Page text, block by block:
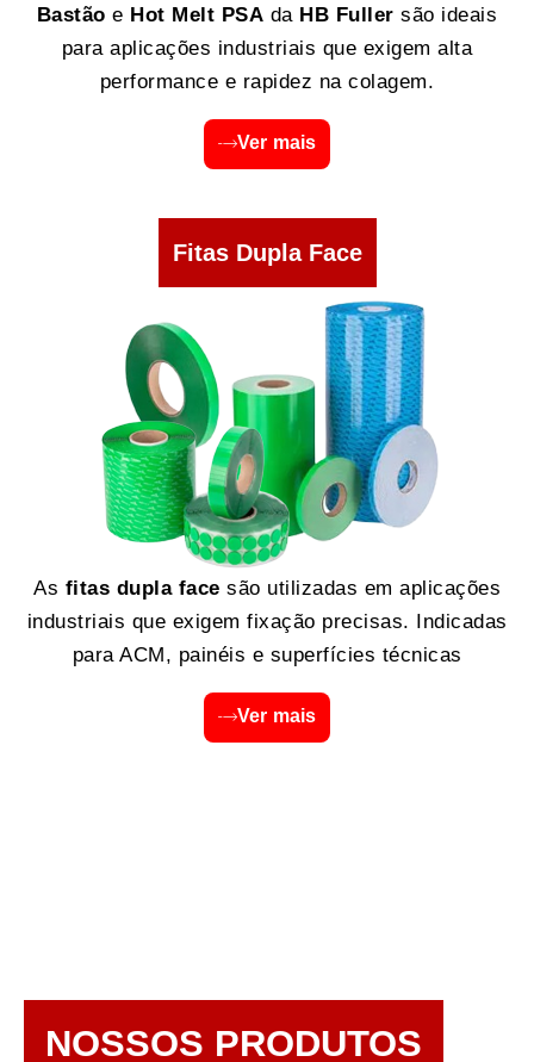
Bastão e Hot Melt PSA da HB Fuller são ideais
para aplicações industriais que exigem alta
performance e rapidez na colagem.
Ver mais
Fitas Dupla Face
As fitas dupla face são utilizadas em aplicações
industriais que exigem fixação precisas. Indicadas
para ACM, painéis e superfícies técnicas
Ver mais
NOSSOS PRODUTOS